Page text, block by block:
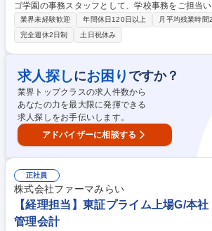
ゴ学園の事務スタッフとして、学校事務をご担当
スキルに応じて、徐々に業務の幅を広げていただきます。 ■具
記業務をお任せする予定です。 ・各種事務手続き
コスト・業務管理 ・新規プロジェクトの事務運用
築、システムの仕組みづくり、運用ルールの策定
他、事務・庶務業務全般 募集職種 【つくば・ネットの学校事務】N高・S
高・R高などを運営する未来のネット学校
業界未経験歓迎 年間休日120日以上
月平均残業時間
完全週休2日制
土日祝休み
求人探しにお困り ですか？
業界トップクラスの求人件数から
あなたの力を最大限に発揮できる
求人探しをお手伝いします。
アドバイザーに相談する
正社員
株式会社ファーマみらい
【経理担当】東証プライム上場G/本
管理会計